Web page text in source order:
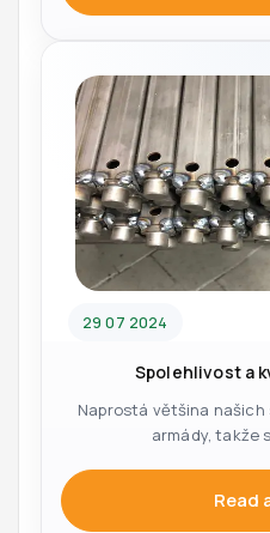
29 07 2024
Spolehlivost a
Naprostá většina
armády, takže
Read